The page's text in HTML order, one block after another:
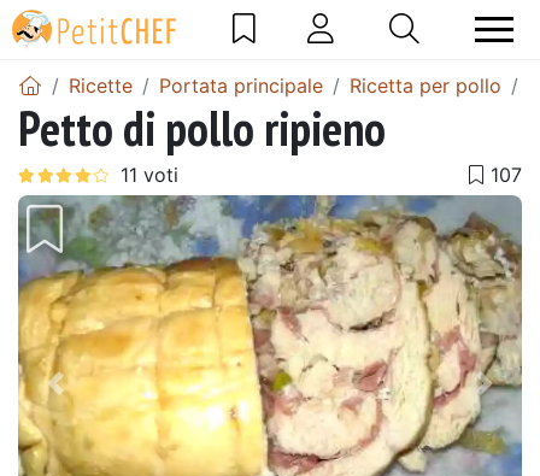
Ricette Portata principale Ricetta per pollo
Petto di pollo ripieno
Precedente